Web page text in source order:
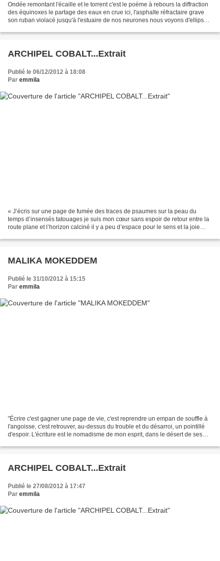
Ondée remontant l'écaille et le torrent c'est le poème à rebours la diffraction
des équinoxes le partage des eaux en crue ici, l'asphalte réfractaire grave
son ruban violacé jusqu'à l'estuaire de nos neurones nous voyons d'ellipses
ARCHIPEL COBALT...Extrait
Publié le 06/12/2012 à 18:08
Par emmila
« J’écris sur une page de fumée des traces de psaumes sur la peau du
temps d’insensés tatouages je suis mon cœur sans espoir de retour entre la
route plane et l’horizon calciné il y a peu d’espace pour le sens et la joie
MALIKA MOKEDDEM
Publié le 31/10/2012 à 15:15
Par emmila
"Écrire c'est gagner une page de vie, c'est reprendre un empan de souffle à
l'angoisse, c'est retrouver, au-dessus du trouble et du désarroi, un pointillé
d'espoir. L'écriture est le nomadisme de mon esprit, dans le désert de ses
ARCHIPEL COBALT...Extrait
Publié le 27/08/2012 à 17:47
Par emmila